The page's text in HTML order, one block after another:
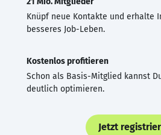
Knüpf neue Kontakte und erhalte
besseres Job-Leben.
Kostenlos profitieren
Schon als Basis-Mitglied kannst
deutlich optimieren.
Jetzt